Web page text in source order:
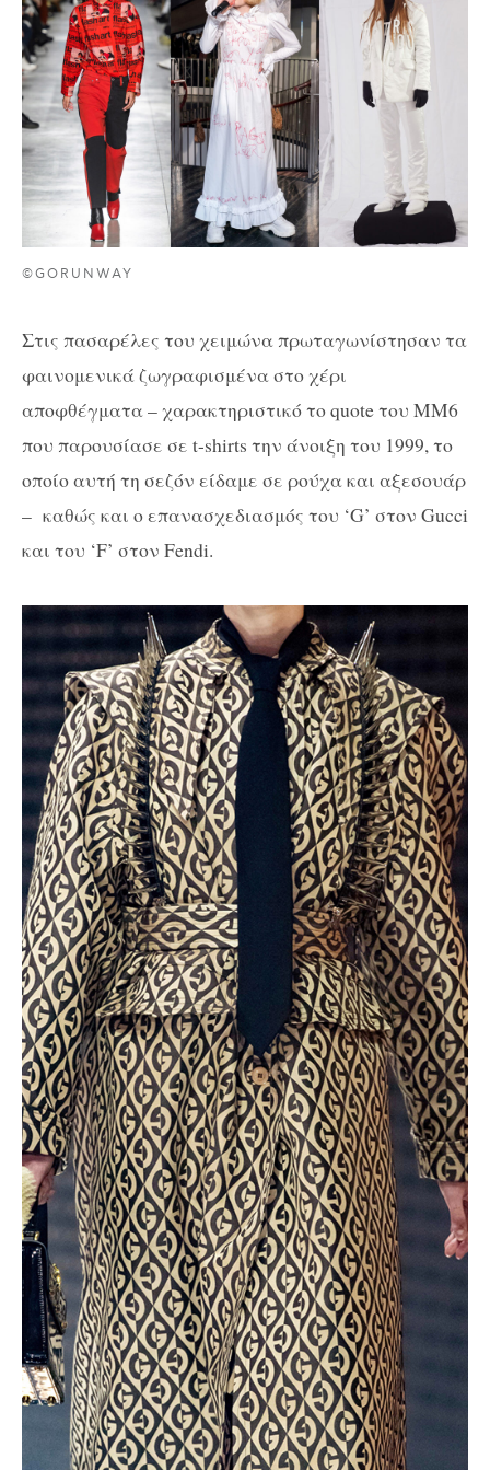
©GORUNWAY
Στις πασαρέλες του χειμώνα πρωταγωνίστησαν τα
φαινομενικά ζωγραφισμένα στο χέρι
αποφθέγματα – χαρακτηριστικό το quote του MM6
που παρουσίασε σε t-shirts την άνοιξη του 1999, το
οποίο αυτή τη σεζόν είδαμε σε ρούχα και αξεσουάρ
– καθώς και ο επανασχεδιασμός του ‘G’ στον Gucci
και του ‘F’ στον Fendi.